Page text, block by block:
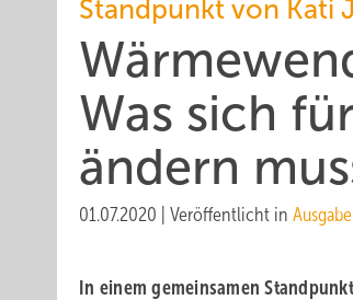
Standpunkt von Kati
Was sich
ändern
01.07.2020 Veröffentlicht in
In einem gemeinsamen